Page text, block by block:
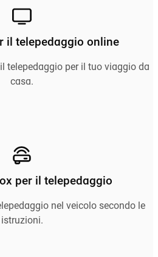
il telepedaggio online
telepedaggio per il tuo viaggio da
casa.
per il telepedaggio
nel veicolo secondo le
istruzioni.